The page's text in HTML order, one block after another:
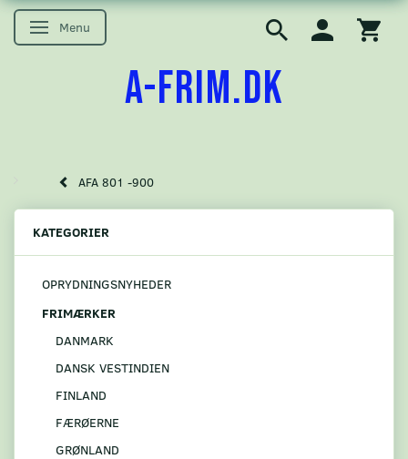
Skifte navigation
Menu
A-FRIM.DK
AFA 801 -900
KATEGORIER
OPRYDNINGSNYHEDER
FRIMÆRKER
DANMARK
DANSK VESTINDIEN
FINLAND
FÆRØERNE
GRØNLAND